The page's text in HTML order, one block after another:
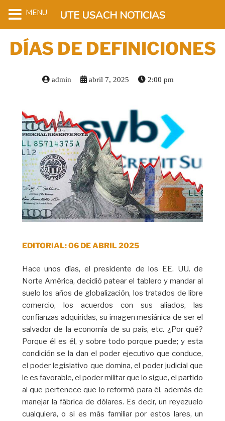
DÍAS DE DEFINICIONES
admin abril 7, 2025 2:00 pm
EDITORIAL: 06 DE ABRIL 2025
Hace unos días, el presidente de los EE. UU. de
Norte América, decidió patear el tablero y mandar al
suelo los años de globalización, los tratados de libre
comercio, los acuerdos con sus aliados, las
confianzas adquiridas, su imagen mesiánica de ser el
salvador de la economía de su país, etc. ¿Por qué?
Porque él es él, y sobre todo porque puede; y esta
condición se la dan el poder ejecutivo que conduce,
el poder legislativo que domina, el poder judicial que
le es favorable, el poder militar que lo sigue, el partido
al que pertenece que lo reformó para él, además de
manejar la fábrica de dólares. Es decir, un reyezuelo
cualquiera, o si es más familiar por estos lares, un
MENU UTE USACH NOTICIAS